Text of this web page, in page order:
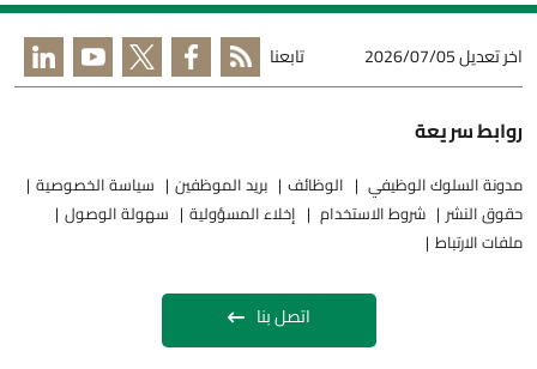
اخر تعديل2026/07/05 تابعنا
روابط سريعة
مدونة السلوك الوظيفي الوظائف بريد الموظفين
سياسة الخصوصية
حقوق النشر
شروط الاستخدام إخلاء المسؤولية
سهولة الوصول
ملفات الارتباط
اتصل بنا